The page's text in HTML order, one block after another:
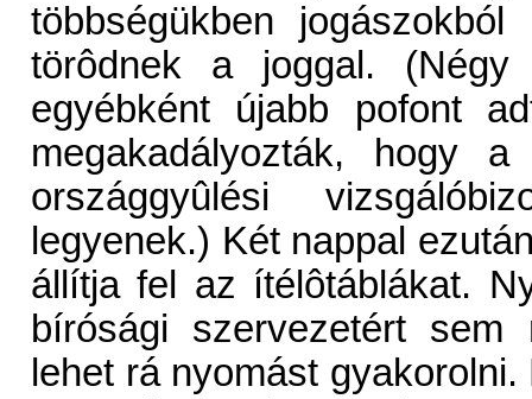
többségükben
törôdnek a joggal. (Négy
egyébként újabb pofont
megakadályozták, hogy
országgyûlési
legyenek.) Két nappal
állítja fel az ítélôtáblákat.
bírósági szervezetért sem
lehet rá nyomást